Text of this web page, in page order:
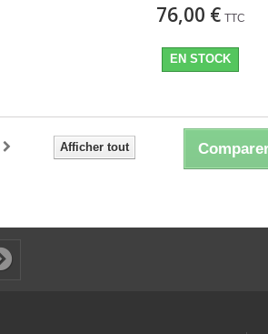
76,00 € TTC
EN STOCK
Afficher tout